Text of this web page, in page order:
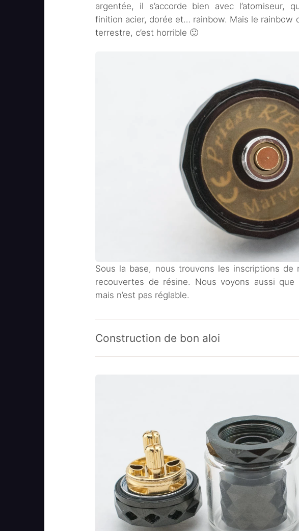
argentée, il s’accorde bien avec l’atomiseur,
finition acier, dorée et… rainbow. Mais le rainbow
terrestre, c’est horrible 🙂
Sous la base, nous trouvons les inscriptions de
recouvertes de résine. Nous voyons aussi
mais n’est pas réglable.
Construction de bon aloi